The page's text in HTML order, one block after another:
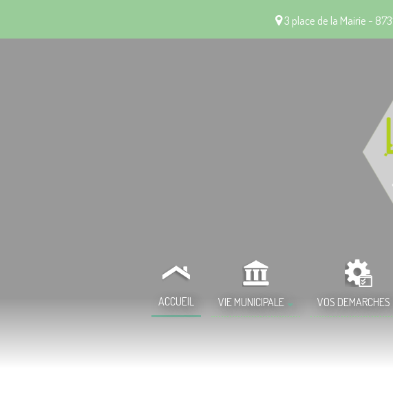
3 place de la Mairie -
ACCUEIL VIE MUNICIPALE VOS DEMARCHES